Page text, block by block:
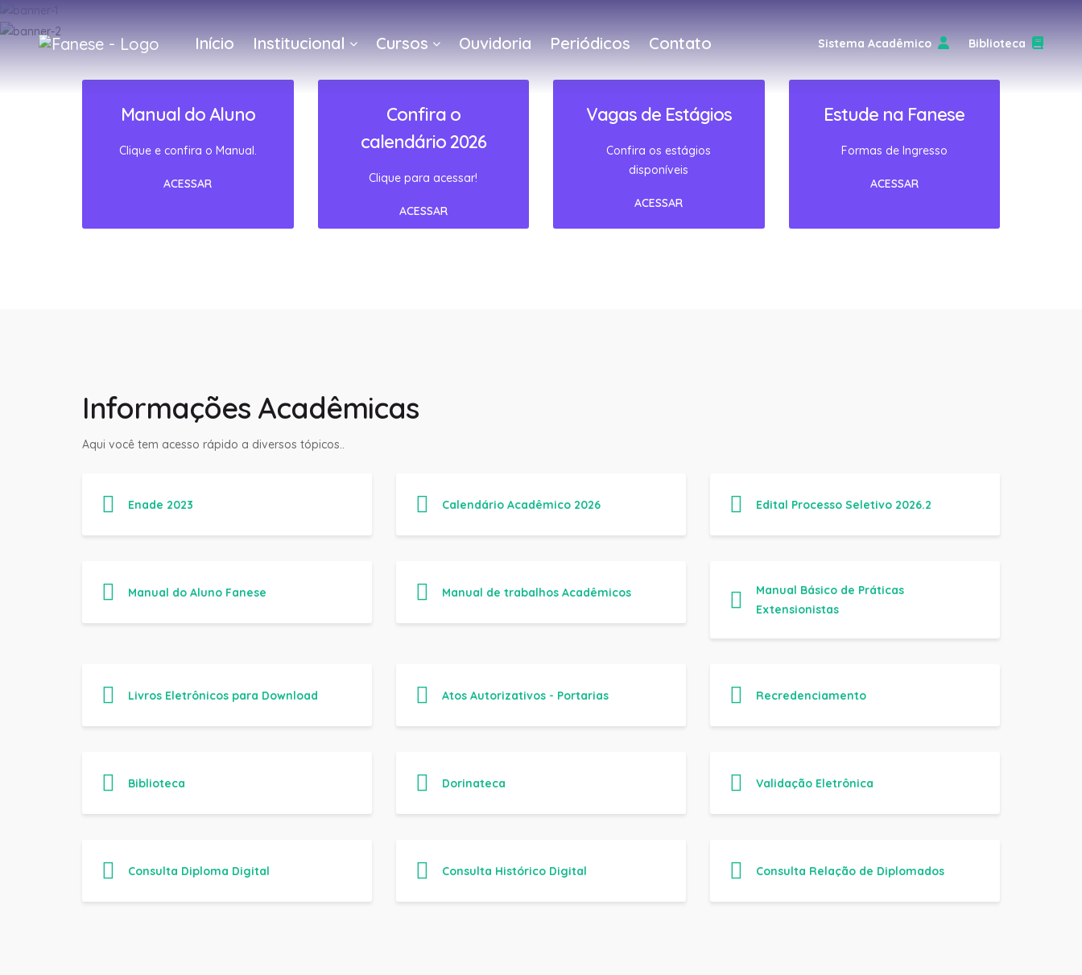
Início Institucional Cursos Ouvidoria Periódicos Contato Sistema Acadêmico Biblioteca
Manual do Aluno
Clique e confira o Manual.
ACESSAR
Confira o
calendário 2026
Clique para acessar!
ACESSAR
Vagas de Estágios
Confira os estágios
disponíveis
ACESSAR
Estude na Fanese
Formas de Ingresso
ACESSAR
Informações Acadêmicas
Aqui você tem acesso rápido a diversos tópicos..
Enade 2023 Calendário Acadêmico 2026 Edital Processo Seletivo 2026.2
Manual do Aluno Fanese Manual de trabalhos Acadêmicos
Manual Básico de Práticas
Extensionistas
Livros Eletrônicos para Download Atos Autorizativos - Portarias Recredenciamento
Biblioteca Dorinateca Validação Eletrônica
Consulta Diploma Digital Consulta Histórico Digital Consulta Relação de Diplomados